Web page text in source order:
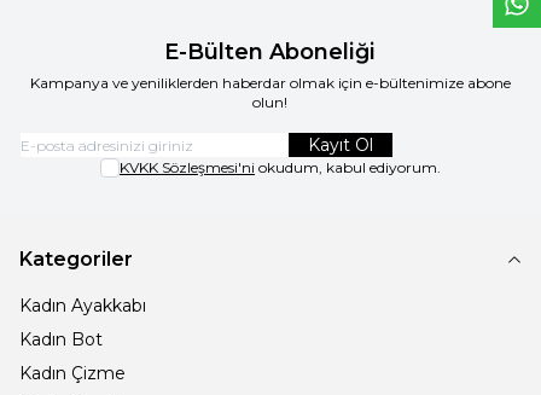
E-Bülten Aboneliği
Kampanya ve yeniliklerden haberdar olmak için e-bültenimize abone
olun!
Kayıt Ol
KVKK Sözleşmesi'ni okudum, kabul ediyorum.
Kategoriler
Kadın Ayakkabı
Kadın Bot
Kadın Çizme